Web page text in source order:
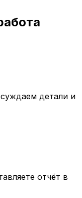
детали и
отчёт в